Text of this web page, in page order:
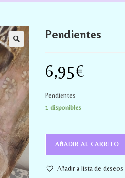
Pendientes
6,95€
Pendientes
1 disponibles
AÑADIR AL CARRITO
Añadir a lista de deseos